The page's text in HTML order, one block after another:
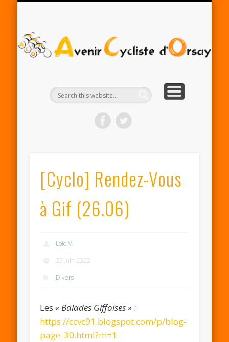
[Cyclo] Rendez-Vous
à Gif (26.06)
Loic M
25 juin 2022
Divers
Les« Balades Giffoises » :
https://ccvc91.blogspot.com/p/blog-
page_30.html?m=1